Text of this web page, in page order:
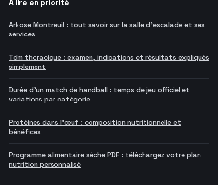
À lire en priorité
Arkose Montreuil : tout savoir sur la salle d'escalade et ses
services
Tdm thoracique : examen, indications et résultats expliqués
simplement
Durée d'un match de handball : temps de jeu officiel et
variations par catégorie
Protéines dans l'œuf : composition nutritionnelle et
bénéfices
Programme alimentaire sèche PDF : téléchargez votre plan
nutrition personnalisé